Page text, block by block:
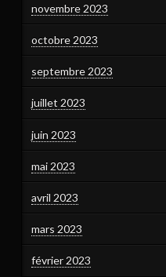
novembre 2023
octobre 2023
septembre 2023
juillet 2023
juin 2023
mai 2023
avril 2023
mars 2023
février 2023